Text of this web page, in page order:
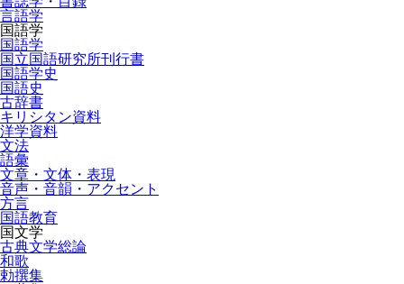
言語学
国語学
国語学
国立国語研究所刊行書
国語学史
国語史
古辞書
キリシタン資料
洋学資料
文法
語彙
文章・文体・表現
音声・音韻・アクセント
方言
国語教育
国文学
古典文学総論
和歌
勅撰集